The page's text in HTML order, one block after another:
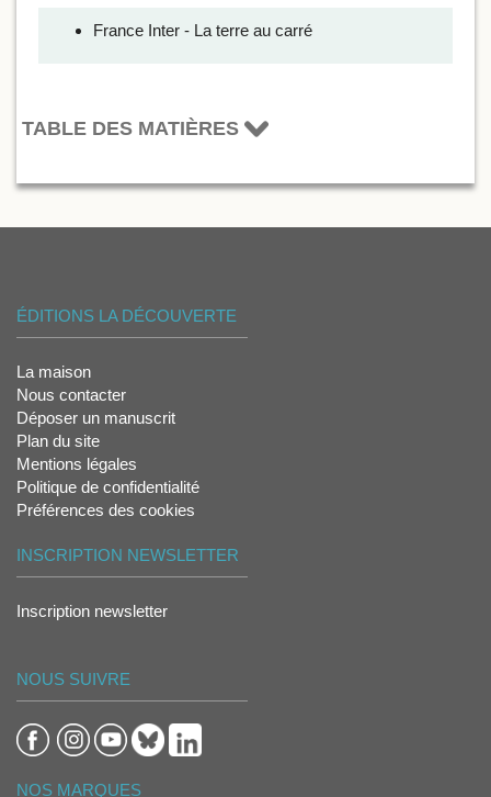
France Inter - La terre au carré
TABLE DES MATIÈRES
ÉDITIONS LA DÉCOUVERTE
La maison
Nous contacter
Déposer un manuscrit
Plan du site
Mentions légales
Politique de confidentialité
Préférences des cookies
INSCRIPTION NEWSLETTER
Inscription newsletter
NOUS SUIVRE
NOS MARQUES